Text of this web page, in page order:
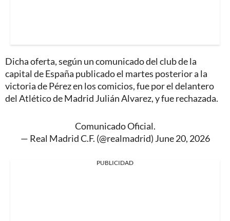
Dicha oferta, según un comunicado del club de la
capital de España publicado el martes posterior a la
victoria de Pérez en los comicios, fue por el delantero
del Atlético de Madrid Julián Alvarez, y fue rechazada.
Comunicado Oficial.
— Real Madrid C.F. (@realmadrid) June 20, 2026
PUBLICIDAD